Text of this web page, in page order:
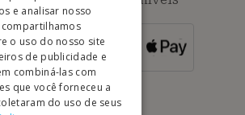
PARA
ENCOMENDAS
SUPERIORES A
500 EUROS
DUTCH
GERMAN
ITALIAN
e analisar nosso
o uso do nosso site
de publicidade e
combiná-las com
que você forneceu a
do uso de seus